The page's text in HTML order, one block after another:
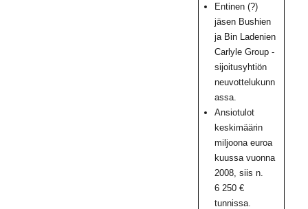
Entinen (?)
jäsen Bushien
ja Bin Ladenien
Carlyle Group -
sijoitusyhtiön
neuvottelukunn
assa.
Ansiotulot
keskimäärin
miljoona euroa
kuussa vuonna
2008, siis n.
6 250 €
tunnissa.